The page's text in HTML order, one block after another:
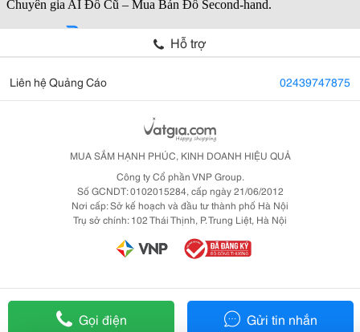
Gọi điện Gửi tin nhắn
Hỗ trợ
Liên hệ Quảng Cáo 02439747875
MUA SẮM HẠNH PHÚC, KINH DOANH HIỆU QUẢ
Công ty Cổ phần VNP Group.
Số GCNDT: 0102015284, cấp ngày 21/06/2012
Nơi cấp: Sở kế hoạch và đầu tư thành phố Hà Nội
Trụ sở chính: 102 Thái Thịnh, P. Trung Liệt, Hà Nội